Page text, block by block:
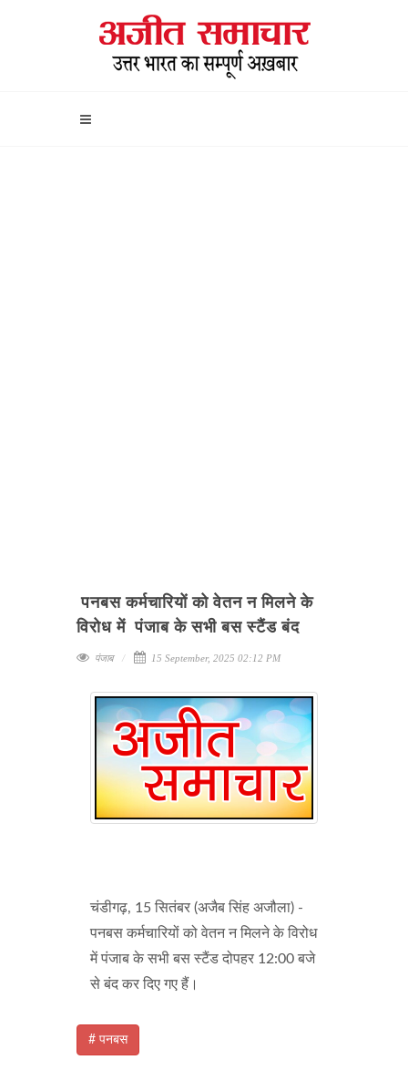
पनबस कर्मचारियों को वेतन न मिलने के
विरोध में पंजाब के सभी बस स्टैंड बंद
पंजाब 15 September, 2025 02:12 PM
चंडीगढ़, 15 सितंबर (अजैब सिंह अजौला) -
पनबस कर्मचारियों को वेतन न मिलने के विरोध
में पंजाब के सभी बस स्टैंड दोपहर 12:00 बजे
से बंद कर दिए गए हैं।
# पनबस